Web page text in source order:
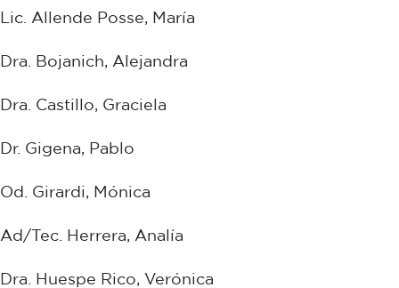
Lic. Allende Posse, María
Dra. Bojanich, Alejandra
Dra. Castillo, Graciela
Dr. Gigena, Pablo
Od. Girardi, Mónica
Ad/Tec. Herrera, Analía
Dra. Huespe Rico, Verónica